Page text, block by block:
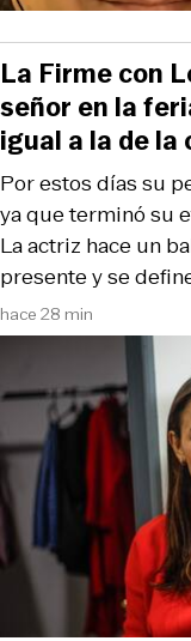
hace 28 min
Por estos días su
ya que terminó su
La actriz hace un
presente y se
La Firme con
señor en la
igual a la de la